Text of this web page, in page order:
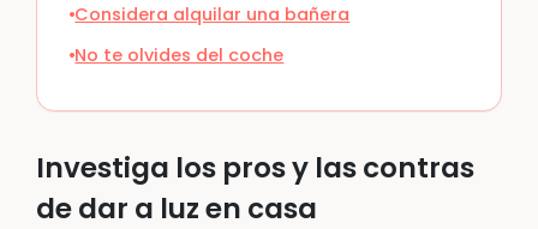
Considera alquilar una bañera
No te olvides del coche
Investiga los pros y las contras
de dar a luz en casa